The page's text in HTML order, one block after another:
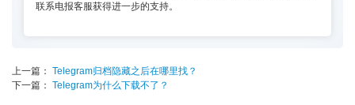
联系电报客服获得进一步的支持。
上一篇： Telegram归档隐藏之后在哪里找？
下一篇： Telegram为什么下载不了？